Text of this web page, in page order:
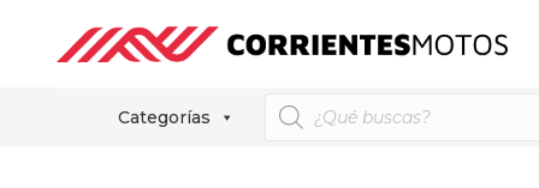
Categorías de
productos